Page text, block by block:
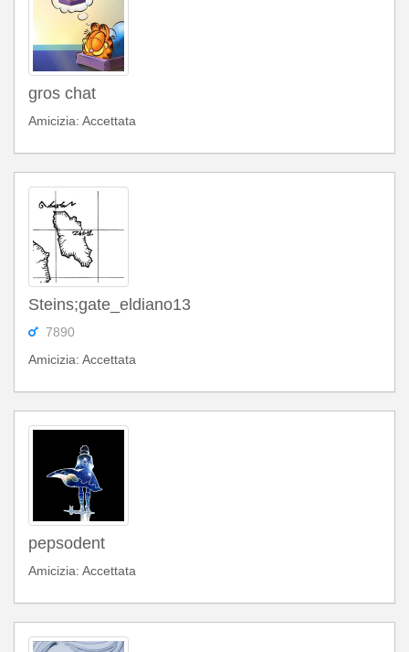
gros chat
Amicizia: Accettata
Steins;gate_eldiano13
7890
Amicizia: Accettata
pepsodent
Amicizia: Accettata